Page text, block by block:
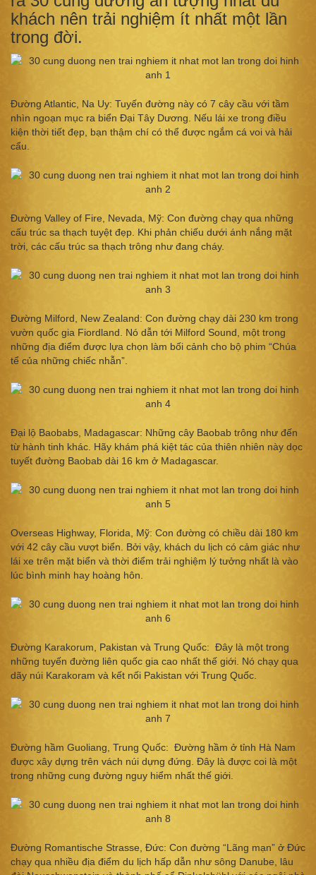
khách nên trải nghiệm ít nhất một lần
trong đời.
Đường Atlantic, Na Uy: Tuyến đường này có 7 cây cầu với tầm
nhìn ngoạn mục ra biển Đại Tây Dương. Nếu lái xe trong điều
kiện thời tiết đẹp, bạn thậm chí có thể được ngắm cá voi và hải
cẩu.
Đường Valley of Fire, Nevada, Mỹ: Con đường chạy qua những
cấu trúc sa thạch tuyệt đẹp. Khi phản chiếu dưới ánh nắng mặt
trời, các cấu trúc sa thạch trông như đang cháy.
Đường Milford, New Zealand: Con đường chạy dài 230 km trong
vườn quốc gia Fiordland. Nó dẫn tới Milford Sound, một trong
những địa điểm được lựa chọn làm bối cảnh cho bộ phim “Chúa
tể của những chiếc nhẫn”.
Đại lộ Baobabs, Madagascar: Những cây Baobab trông như đến
từ hành tinh khác. Hãy khám phá kiệt tác của thiên nhiên này dọc
tuyết đường Baobab dài 16 km ở Madagascar.
Overseas Highway, Florida, Mỹ: Con đường có chiều dài 180 km
với 42 cây cầu vượt biển. Bởi vậy, khách du lịch có cảm giác như
lái xe trên mặt biển và thời điểm trải nghiệm lý tưởng nhất là vào
lúc bình minh hay hoàng hôn.
Đường Karakorum, Pakistan và Trung Quốc: Đây là một trong
những tuyến đường liên quốc gia cao nhất thế giới. Nó chạy qua
dãy núi Karakoram và kết nối Pakistan với Trung Quốc.
Đường hầm Guoliang, Trung Quốc: Đường hầm ở tỉnh Hà Nam
được xây dựng trên vách núi dựng đứng. Đây là được coi là một
trong những cung đường nguy hiểm nhất thế giới.
Đường Romantische Strasse, Đức: Con đường “Lãng mạn” ở Đức
chạy qua nhiều địa điểm du lịch hấp dẫn như sông Danube, lâu